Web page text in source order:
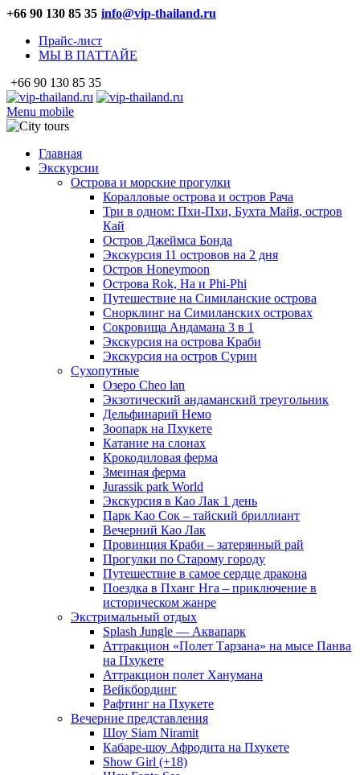
+66 90 130 85 35 info@vip-thailand.ru
Прайс-лист
МЫ В ПАТТАЙЕ
+66 90 130 85 35
Menu mobile
Главная
Экскурсии
Острова и морские прогулки
Коралловые острова и остров Рача
Три в одном: Пхи-Пхи, Бухта Майя, остров
Кай
Остров Джеймса Бонда
Экскурсия 11 островов на 2 дня
Остров Honeymoon
Острова Rok, Ha и Phi-Phi
Путешествие на Симиланские острова
Снорклинг на Симиланских островах
Сокровища Андамана 3 в 1
Экскурсия на острова Краби
Экскурсия на остров Сурин
Сухопутные
Озеро Cheo lan
Экзотический андаманский треугольник
Дельфинарий Немо
Зоопарк на Пхукете
Катание на слонах
Крокодиловая ферма
Змеиная ферма
Jurassik park World
Экскурсия в Као Лак 1 день
Парк Као Сок – тайский бриллиант
Вечерний Као Лак
Провинция Краби – затерянный рай
Прогулки по Старому городу
Путешествие в самое сердце дракона
Поездка в Пханг Нга – приключение в
историческом жанре
Экстримальный отдых
Splash Jungle — Аквапарк
Аттракцион «Полет Тарзана» на мысе Панва
на Пхукете
Аттракцион полет Ханумана
Вейкбординг
Рафтинг на Пхукете
Вечерние представления
Шоу Siam Niramit
Кабаре-шоу Афродита на Пхукете
Show Girl (+18)